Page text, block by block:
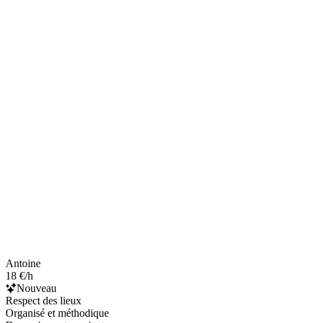
Antoine
18 €/h
Nouveau
Respect des lieux
Organisé et méthodique